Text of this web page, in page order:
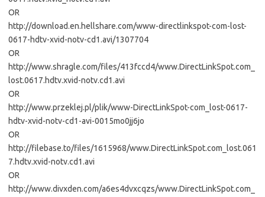
OR
http://download.en.hellshare.com/www-directlinkspot-com-lost-
0617-hdtv-xvid-notv-cd1.avi/1307704
OR
http://www.shragle.com/files/413fccd4/www.DirectLinkSpot.com_
lost.0617.hdtv.xvid-notv.cd1.avi
OR
http://www.przeklej.pl/plik/www-DirectLinkSpot-com_lost-0617-
hdtv-xvid-notv-cd1-avi-0015mo0jj6jo
OR
http://filebase.to/files/1615968/www.DirectLinkSpot.com_lost.061
7.hdtv.xvid-notv.cd1.avi
OR
http://www.divxden.com/a6es4dvxcqzs/www.DirectLinkSpot.com_